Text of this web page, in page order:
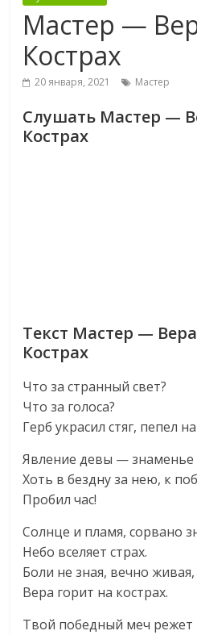
Мастер —
Кострах
20 января, 2021 Мастер
Слушать Мастер —
Кострах
Текст Мастер —
Кострах
Что за странный свет?
Что за голоса?
Герб украсил стяг, пепел
Явление девы — знаменье
Хоть в бездну за нею, к
Пробил час!
Солнце и пламя, сорвано
Небо вселяет страх.
Боли не зная, вечно живая,
Вера горит на кострах.
Твой победный меч режет